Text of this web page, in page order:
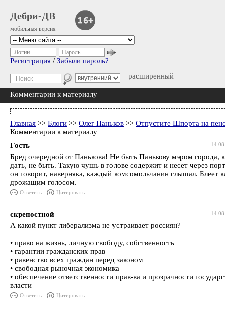
Дебри-ДВ
мобильная версия
расширенный
Логин Пароль
Регистрация / Забыли пароль?
Комментарии к материалу
Главная >> Блоги >> Олег Паньков >> Отпустите Шпорта на
Комментарии к материалу
Гость
Бред очередной от Панькова! Не быть Панькову мэром города,
дать, не быть. Такую чушь в голове содержит и несет через
он говорит, наверняка, каждый комсомольчанин слышал. Блеет
дрожащим голосом.
Ответить Цитировать
скрепостной
А какой пункт либерализма не устраивает россиян?
• право на жизнь, личную свободу, собственность
• гарантии гражданских прав
• равенство всех граждан перед законом
• свободная рыночная экономика
• обеспечение ответственности прав-ва и прозрачности
власти
Ответить Цитировать